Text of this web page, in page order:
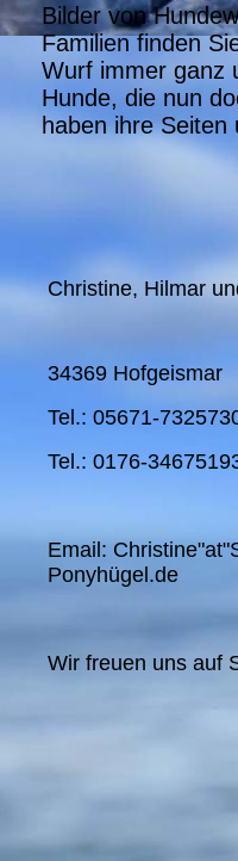
Bilder von
Familien finden
Wurf immer ganz
Hunde, die nun
haben ihre Seiten
Christine, Hilmar
34369 Hofgeismar
Tel.: 05671-
Tel.: 0176-
Email:
Ponyhügel.de
Wir freuen uns auf